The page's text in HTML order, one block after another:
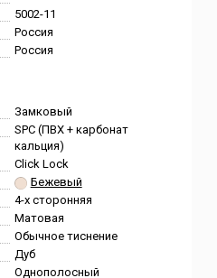
5002-11
Россия
Россия
Замковый
SPC (ПВХ + карбонат
кальция)
Click Lock
Бежевый
4-х сторонняя
Матовая
Обычное тиснение
Дуб
Однополосный